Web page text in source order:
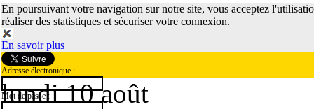
En poursuivant votre navigation sur notre site, vous acceptez
réaliser des statistiques et sécuriser votre connexion.
En savoir plus
Adresse électronique :
Mot de passe :
lundi 10 août